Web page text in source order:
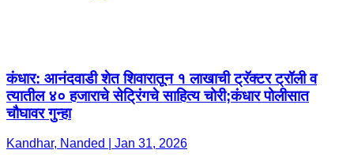
कंधार: आनंदवाडी शेत शिवारातून १ लाखाची ट्रॅक्टर ट्रॉली व
त्यातील ४० हजाराचे सेट्रिंगचे साहित्य चोरी;कंधार पोलीसात
चौघावर गुन्हा
Kandhar, Nanded | Jan 31, 2026